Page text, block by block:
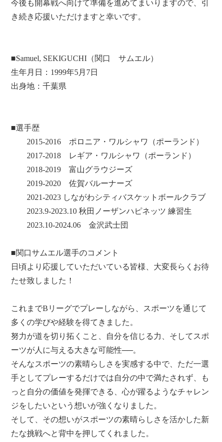
今後も開幕戦へ向けて準備を進めてまいりますので、引
き続き応援いただけますと幸いです。
■Samuel, SEKIGUCHI（関口 サムエル）
生年月日：1999年5月7日
出身地：千葉県
■選手歴
2015-2016 ポロニア・ワルシャワ（ポーランド）
2017-2018 レギア・ワルシャワ（ポーランド）
2018-2019 富山グラウジーズ
2019-2020 佐賀バルーナーズ
2021-2023 しながわシティバスケットボールクラブ
2023.9-2023.10 秋田ノーザンハピネッツ 練習生
2023.10-2024.06 金沢武士団
■関口サムエル選手のコメント
日頃より応援していただいている皆様、大変長らくお待
たせ致しました！
これまでBリーグでプレーしながら、スポーツを通じて
多くの学びや経験を得てきました。
努力が道を切り拓くこと、自分を信じる力、そしてスポ
ーツが人に与える大きな可能性──。
そんなスポーツの素晴らしさを実感する中で、ただ一選
手としてプレーするだけでは自分の中で満たされず、も
っと自分の価値を発揮できる、心が躍るようなチャレン
ジをしたいという想いが強くなりました。
そして、その想いがスポーツの素晴らしさを活かした新
たな挑戦へと背中を押してくれました。